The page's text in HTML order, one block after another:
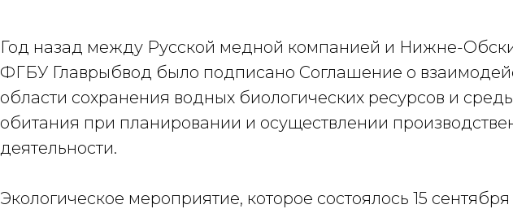
Год назад между Русской медной компанией и Нижне-
ФГБУ Главрыбвод было подписано Соглашение о
области сохранения водных биологических ресурсов и
обитания при планировании и осуществлении
деятельности.
Экологическое мероприятие, которое состоялось 15 сентября